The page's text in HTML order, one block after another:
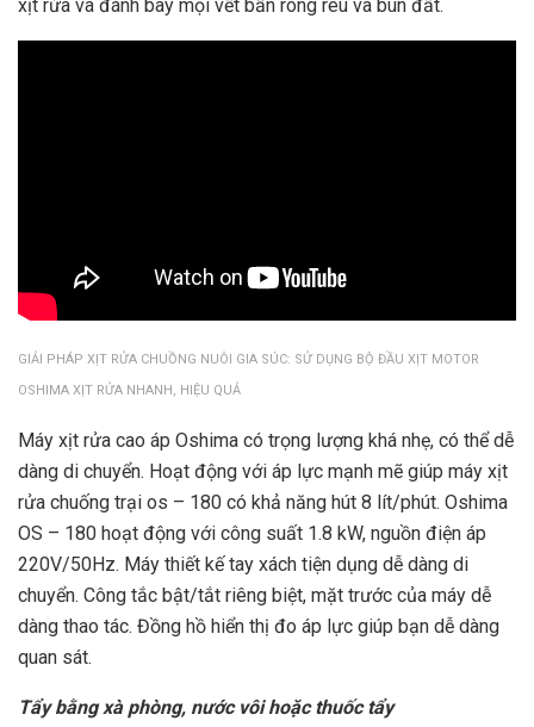
xịt rửa và đánh bay mọi vết bẩn rong rêu và bùn đất.
GIẢI PHÁP XỊT RỬA CHUỒNG NUÔI GIA SÚC: SỬ DỤNG BỘ ĐẦU XỊT MOTOR
OSHIMA XỊT RỬA NHANH, HIỆU QUẢ
Máy xịt rửa cao áp Oshima có trọng lượng khá nhẹ, có thể dễ
dàng di chuyển. Hoạt động với áp lực mạnh mẽ giúp máy xịt
rửa chuống trại os – 180 có khả năng hút 8 lít/phút. Oshima
OS – 180 hoạt động với công suất 1.8 kW, nguồn điện áp
220V/50Hz. Máy thiết kế tay xách tiện dụng dễ dàng di
chuyển. Công tắc bật/tắt riêng biệt, mặt trước của máy dễ
dàng thao tác. Đồng hồ hiển thị đo áp lực giúp bạn dễ dàng
quan sát.
Tẩy bằng xà phòng, nước vôi hoặc thuốc tẩy